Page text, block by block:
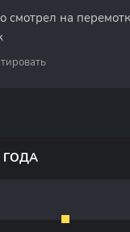
смотрел на
ГОДА